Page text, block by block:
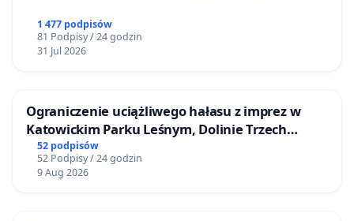
1 477 podpisów
81 Podpisy / 24 godzin
31 Jul 2026
Ograniczenie uciążliwego hałasu z imprez w
Katowickim Parku Leśnym, Dolinie Trzech
Stawów i na Lotnisku Muchowiec
52 podpisów
52 Podpisy / 24 godzin
9 Aug 2026